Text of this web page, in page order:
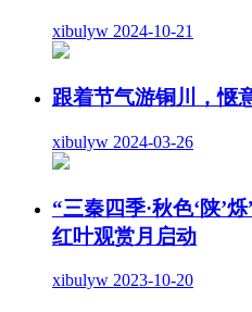
xibulyw 2024-10-21
跟着节气游铜川，惬
xibulyw 2024-03-26
“三秦四季·秋色‘陕’
红叶观赏月启动
xibulyw 2023-10-20